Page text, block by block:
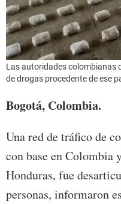
Las autoridades colombianas
de drogas procedente de ese
Bogotá, Colombia.
Una red de tráfico de
con base en Colombia
Honduras, fue
personas, informaron